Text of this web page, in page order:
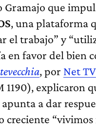
Gramajo que
, una plataforma
el trabajo” y
en favor del bien
, por Net TV
1190), explicaron
a dar
creciente “vivimos